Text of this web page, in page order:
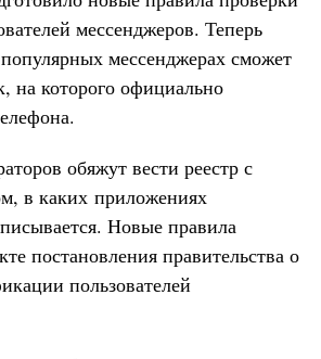
мессенджеров. Теперь
мессенджерах сможет
на которого официально
обяжут вести реестр с
в каких приложениях
Новые правила
постановления правительства о
пользователей